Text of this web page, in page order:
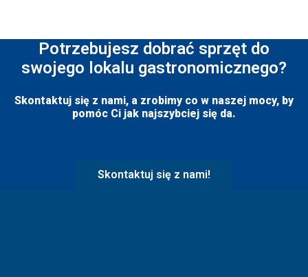
Potrzebujesz dobrać sprzęt do
swojego lokalu gastronomicznego?
Skontaktuj się z nami, a zrobimy co w naszej mocy, by
pomóc Ci jak najszybciej się da.
Skontaktuj się z nami!